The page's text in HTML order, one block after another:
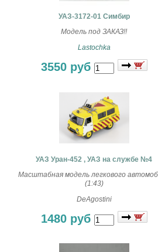
УАЗ-3172-01 Симбир
Модель под ЗАКАЗ!!
Lastochka
3550 руб
УАЗ Уран-452 , УАЗ на службе №4
Масштабная модель легкового
(1:43)
DeAgostini
1480 руб